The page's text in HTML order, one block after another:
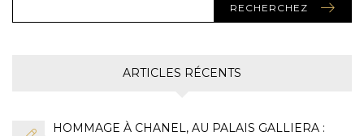
RECHERCHEZ
ARTICLES RÉCENTS
HOMMAGE À CHANEL, AU PALAIS GALLIERA :